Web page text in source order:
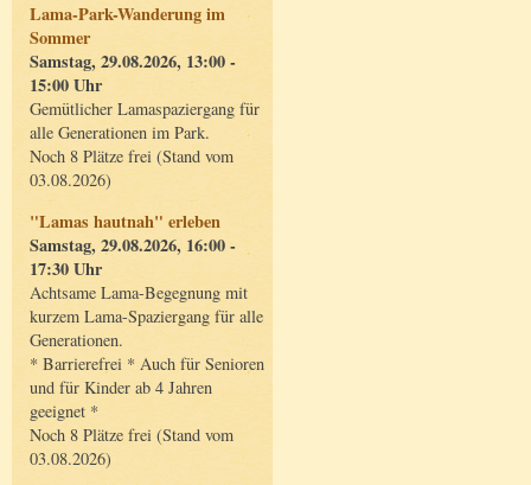
Lama-Park-Wanderung im
Sommer
Samstag, 29.08.2026, 13:00 -
15:00 Uhr
Gemütlicher Lamaspaziergang für
alle Generationen im Park.
Noch 8 Plätze frei (Stand vom
03.08.2026)
"Lamas hautnah" erleben
Samstag, 29.08.2026, 16:00 -
17:30 Uhr
Achtsame Lama-Begegnung mit
kurzem Lama-Spaziergang für alle
Generationen.
* Barrierefrei * Auch für Senioren
und für Kinder ab 4 Jahren
geeignet *
Noch 8 Plätze frei (Stand vom
03.08.2026)